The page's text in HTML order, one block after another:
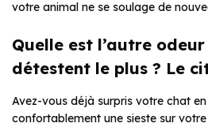
votre animal ne se soulage de
Quelle est l’autre
détestent le plus ? Le
Avez-vous déjà surpris votre chat
confortablement une sieste sur